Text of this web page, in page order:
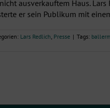
ausverkauftem Haus.
er sein Publikum mit
Lars Redlich Presse | Tags: